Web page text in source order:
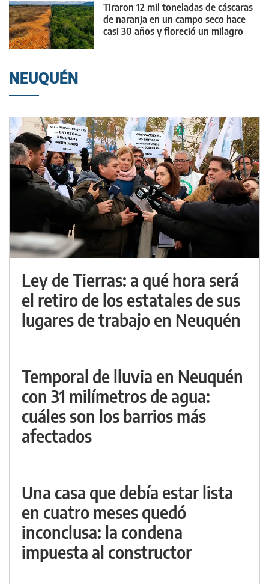
Tiraron 12 mil toneladas de cáscaras
de naranja en un campo seco hace
casi 30 años y floreció un milagro
NEUQUÉN
Ley de Tierras: a qué hora será
el retiro de los estatales de sus
lugares de trabajo en Neuquén
Temporal de lluvia en Neuquén
con 31 milímetros de agua:
cuáles son los barrios más
afectados
Una casa que debía estar lista
en cuatro meses quedó
inconclusa: la condena
impuesta al constructor